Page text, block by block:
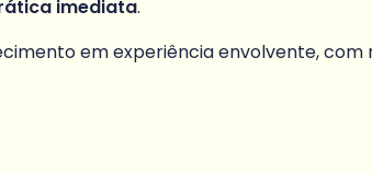
imediata.
em experiência envolvente,